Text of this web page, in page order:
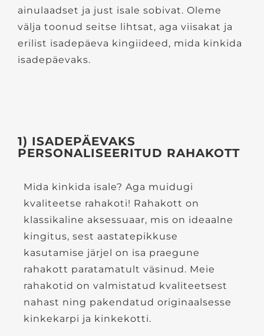
ainulaadset ja just isale sobivat. Oleme
välja toonud seitse lihtsat, aga viisakat ja
erilist isadepäeva kingiideed, mida kinkida
isadepäevaks.
1) ISADEPÄEVAKS
PERSONALISEERITUD RAHAKOTT
Mida kinkida isale? Aga muidugi
kvaliteetse rahakoti! Rahakott on
klassikaline aksessuaar, mis on ideaalne
kingitus, sest aastatepikkuse
kasutamise järjel on isa praegune
rahakott paratamatult väsinud. Meie
rahakotid on valmistatud kvaliteetsest
nahast ning pakendatud originaalsesse
kinkekarpi ja kinkekotti.